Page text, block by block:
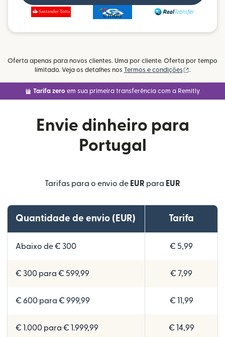
e mais
Oferta apenas para novos clientes. Uma por cliente. Oferta por tempo
limitado. Veja os detalhes nos Termos e condições (abre em
.
Tarifa zero em sua primeira transferência com a Remitly
Envie dinheiro para
Portugal
Tarifas para o envio de EUR para EUR
Quantidade de envio (EUR) Tarifa
Abaixo de € 300 € 5,99
€ 300 para € 599,99 € 7,99
€ 600 para € 999,99 € 11,99
€ 1.000 para € 1.999,99 € 14,99